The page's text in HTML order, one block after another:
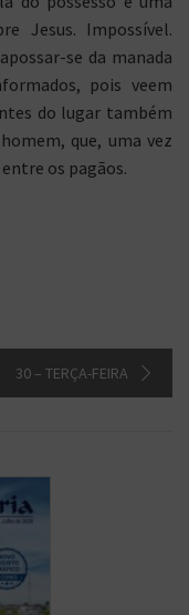
Jesus. Impossível.
se da manada
pois veem
do lugar também
que, uma vez
os pagãos.
30 – TERÇA-FEIRA